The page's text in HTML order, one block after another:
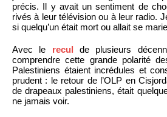
précis. Il y avait un sentiment de
rivés à leur télévision ou à leur radio.
si quelqu’un était mort ou allait se
Avec le recul de plusieurs
comprendre cette grande polarité
Palestiniens étaient incrédules et
prudent : le retour de l’OLP en
de drapeaux palestiniens, était
ne jamais voir.